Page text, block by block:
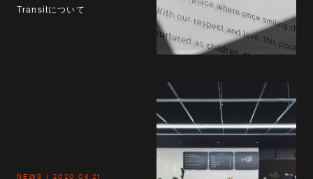
Transitについて
NEWS 2020.04.21